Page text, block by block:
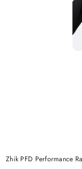
Zhik PFD Performance